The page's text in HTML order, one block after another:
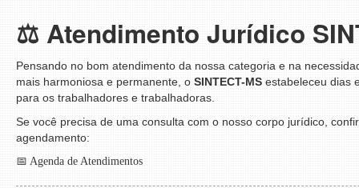
⚖️ Atendimento Jurídico
Pensando no bom atendimento da nossa categoria e na
mais harmoniosa e permanente, o SINTECT-MS estabeleceu dias
para os trabalhadores e trabalhadoras.
Se você precisa de uma consulta com o nosso corpo jurídico,
agendamento:
📅 Agenda de Atendimentos